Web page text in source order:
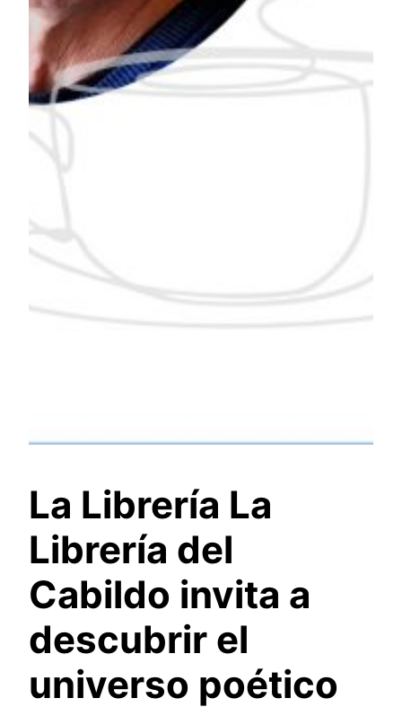
La Librería La
Librería del
Cabildo invita a
descubrir el
universo poético